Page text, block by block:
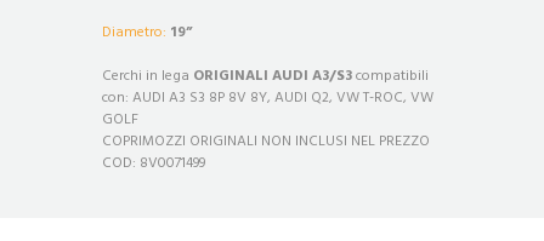
Diametro: 19”
Cerchi in lega ORIGINALI AUDI A3/S3compatibili
con: AUDI A3 S3 8P 8V 8Y, AUDI Q2, VW T-ROC, VW
GOLF
COPRIMOZZI ORIGINALI NON INCLUSI NEL PREZZO
COD: 8V0071499